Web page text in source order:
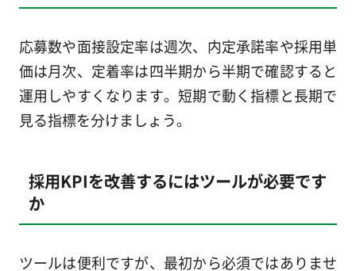
応募数や面接設定率は週次、内定承諾率や採用単
価は月次、定着率は四半期から半期で確認すると
運用しやすくなります。短期で動く指標と長期で
見る指標を分けましょう。
採用KPIを改善するにはツールが必要です
か
ツールは便利ですが、最初から必須ではありませ